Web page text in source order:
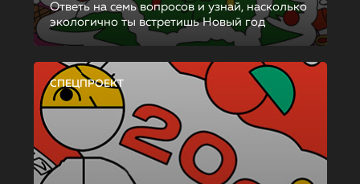
Ответь на семь вопросов и узнай, насколько
экологично ты встретишь Новый год
СПЕЦПРОЕКТ